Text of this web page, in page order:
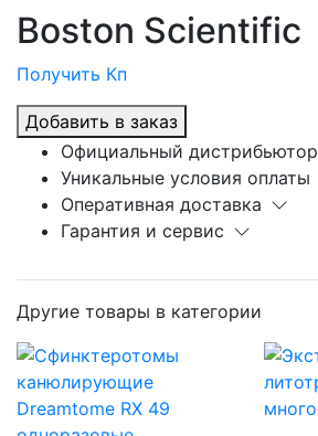
Boston Scientific
Получить Кп
Добавить в заказ
Официальный дистрибьютор
Уникальные условия оплаты
Оперативная доставка
Гарантия и сервис
Другие товары в категории